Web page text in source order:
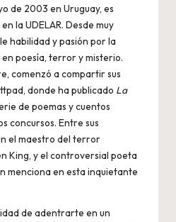
de 2003 en Uruguay, es
la UDELAR. Desde muy
habilidad y pasión por la
poesía, terror y misterio.
comenzó a compartir sus
donde ha publicado La
de poemas y cuentos
concursos. Entre sus
el maestro del terror
King, y el controversial poeta
menciona en esta inquietante
de adentrarte en un